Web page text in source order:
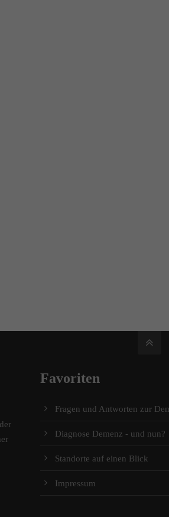
Favoriten
Fragen und Antworten zur
Diagnose Demenz - und nun?
Standorte auf einen Blick
Impressum